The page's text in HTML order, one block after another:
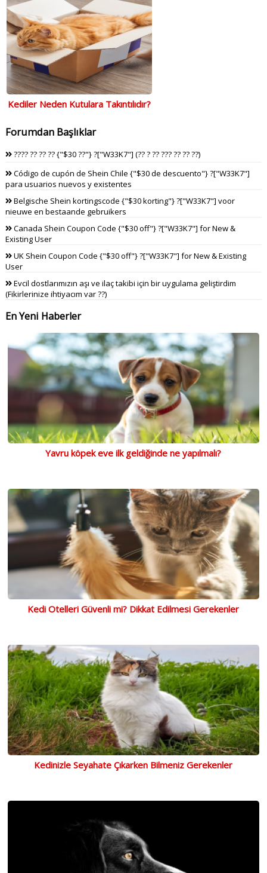
Kediler Neden Kutulara Takıntılıdır?
Forumdan Başlıklar
???? ?? ?? ?? {"$30 ??"} ?["W33K7"] (?? ? ?? ??? ?? ?? ??)
Código de cupón de Shein Chile {"$30 de descuento"} ?["W33K7"]
para usuarios nuevos y existentes
Belgische Shein kortingscode {"$30 korting"} ?["W33K7"] voor
nieuwe en bestaande gebruikers
Canada Shein Coupon Code {"$30 off"} ?["W33K7"] for New &
Existing User
UK Shein Coupon Code {"$30 off"} ?["W33K7"] for New & Existing
User
Evcil dostlarımızın aşı ve ilaç takibi için bir uygulama geliştirdim
(Fikirlerinize ihtiyacım var ??)
En Yeni Haberler
Yavru köpek eve ilk geldiğinde ne yapılmalı?
Kedi Otelleri Güvenli mi? Dikkat Edilmesi Gerekenler
Kedinizle Seyahate Çıkarken Bilmeniz Gerekenler